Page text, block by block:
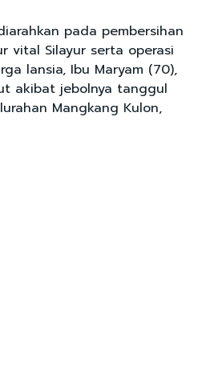
pada pembersihan
vital Silayur serta operasi
lansia, Ibu Maryam (70),
akibat jebolnya tanggul
Mangkang Kulon,